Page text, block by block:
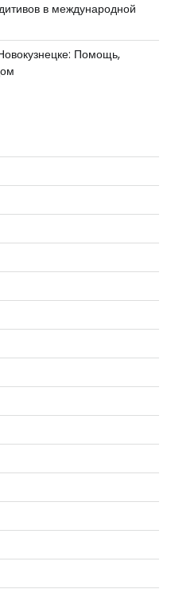
в международной
Помощь,